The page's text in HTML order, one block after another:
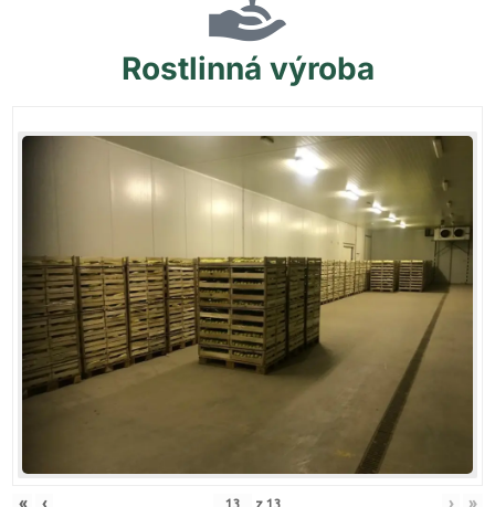
Rostlinná výroba
« ‹ z 13 › »